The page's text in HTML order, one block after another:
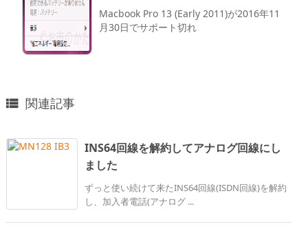
Macbook Pro 13 (Early 2011)が2016年11
月30日でサポート切れ
 関連記事
INS64回線を解約してアナログ回線にし
ました
ずっと使い続けて来たINS64回線(ISDN回線)を解約
し、加入者電話(アナログ ...